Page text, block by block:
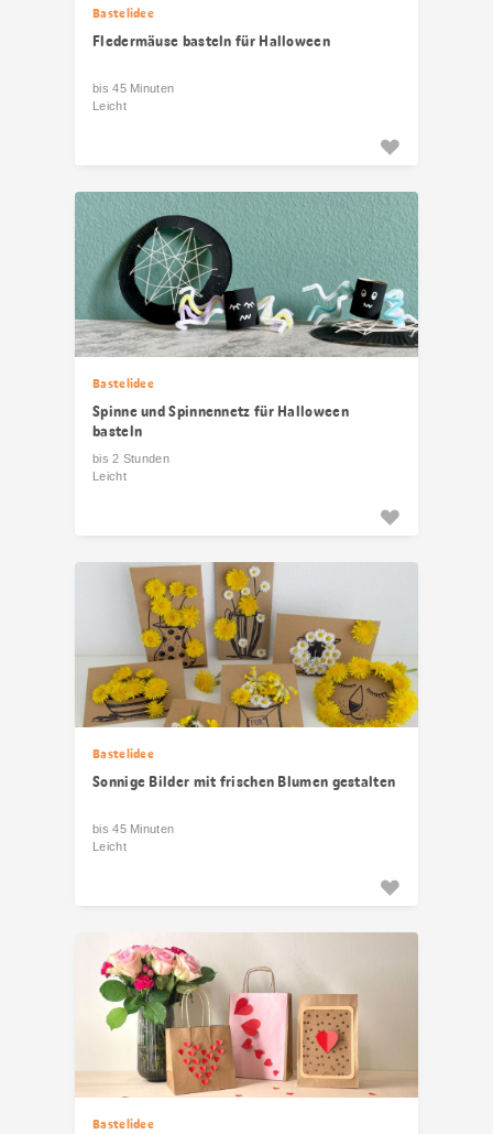
Bastelidee
Fledermäuse basteln für Halloween
bis 45 Minuten
Leicht
Bastelidee
Spinne und Spinnennetz für Halloween
basteln
bis 2 Stunden
Leicht
Bastelidee
Sonnige Bilder mit frischen Blumen gestalten
bis 45 Minuten
Leicht
Bastelidee